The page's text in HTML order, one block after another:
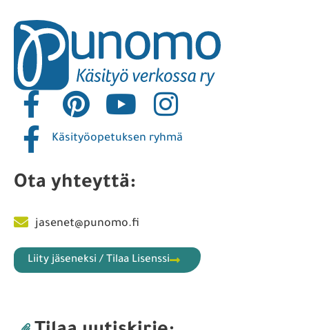
Anna palautetta
Tilaa opetuslisenssi
Sisällöt lisenssikäyttäjille
Punomon käyttöehdot
Yhteistyökumppanit